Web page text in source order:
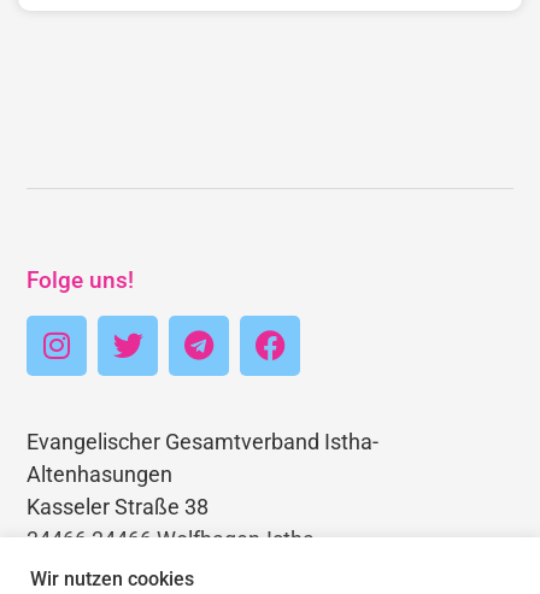
Folge uns!
Evangelischer Gesamtverband Istha-
Altenhasungen
Kasseler Straße 38
34466 34466 Wolfhagen-Istha
Telefon: 05692 3403768
Wir nutzen cookies